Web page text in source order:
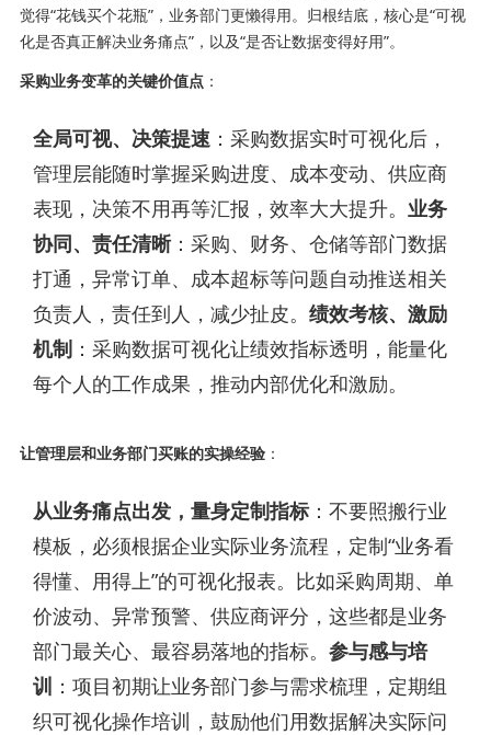
觉得“花钱买个花瓶”，业务部门更懒得用。归根结底，核心是“可视
化是否真正解决业务痛点”，以及“是否让数据变得好用”。
采购业务变革的关键价值点 ：
全局可视、决策提速 ：采购数据实时可视化后，
管理层能随时掌握采购进度、成本变动、供应商
表现，决策不用再等汇报，效率大大提升。 业务
协同、责任清晰：采购、财务、仓储等部门数据
打通，异常订单、成本超标等问题自动推送相关
负责人，责任到人，减少扯皮。 绩效考核、激励
机制 ：采购数据可视化让绩效指标透明，能量化
每个人的工作成果，推动内部优化和激励。
让管理层和业务部门买账的实操经验 ：
从业务痛点出发，量身定制指标：不要照搬行业
模板，必须根据企业实际业务流程，定制“业务看
得懂、用得上”的可视化报表。比如采购周期、单
价波动、异常预警、供应商评分，这些都是业务
部门最关心、最容易落地的指标。 参与感与培
训 ：项目初期让业务部门参与需求梳理，定期组
织可视化操作培训，鼓励他们用数据解决实际问